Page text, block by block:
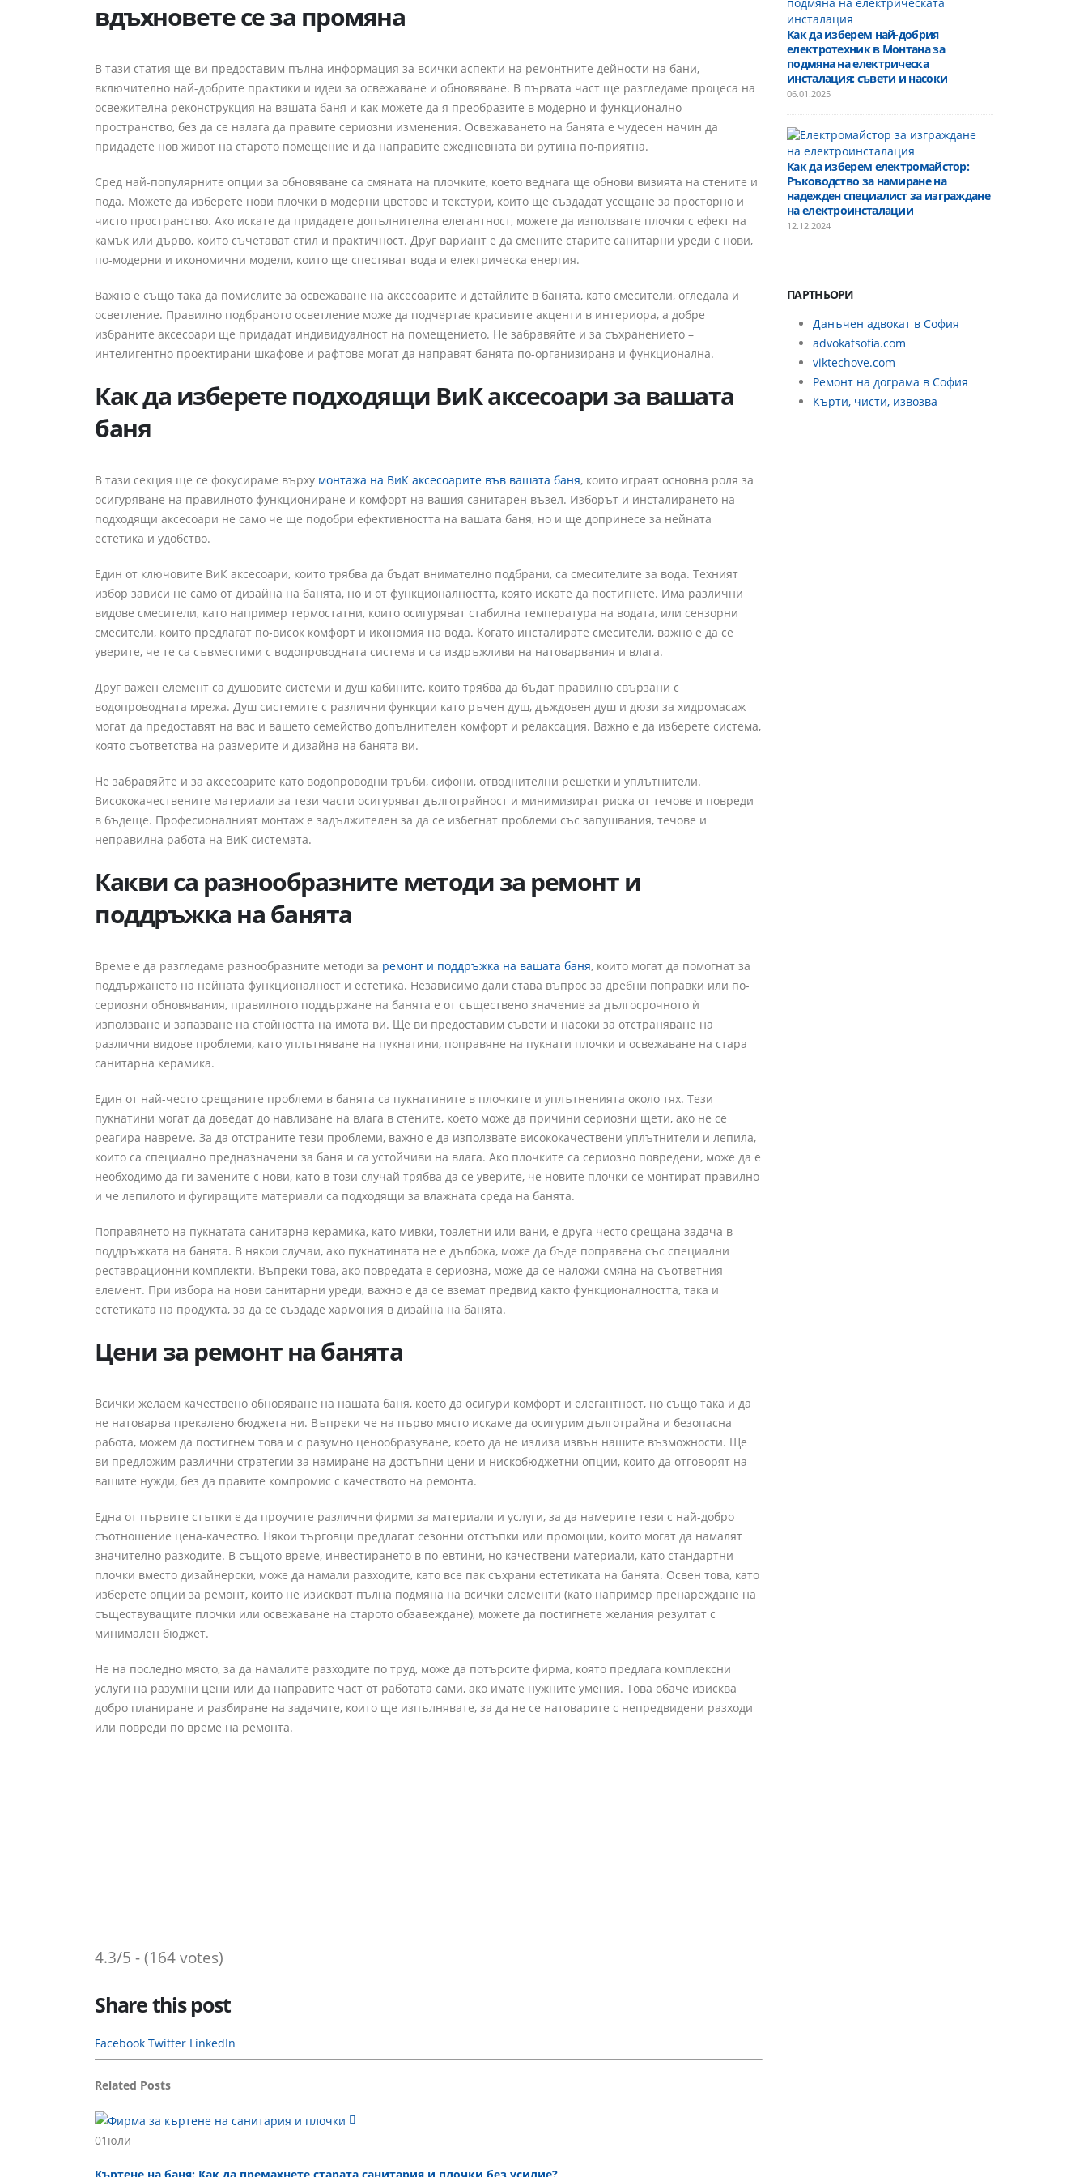
вдъхновете се за промяна
В тази статия ще ви предоставим пълна информация за всички аспекти на ремонтните дейности на бани,
включително най-добрите практики и идеи за освежаване и обновяване. В първата част ще разгледаме процеса на
освежителна реконструкция на вашата баня и как можете да я преобразите в модерно и функционално
пространство, без да се налага да правите сериозни изменения. Освежаването на банята е чудесен начин да
придадете нов живот на старото помещение и да направите ежедневната ви рутина по-приятна.
Сред най-популярните опции за обновяване са смяната на плочките, което веднага ще обнови визията на стените и
пода. Можете да изберете нови плочки в модерни цветове и текстури, които ще създадат усещане за просторно и
чисто пространство. Ако искате да придадете допълнителна елегантност, можете да използвате плочки с ефект на
камък или дърво, които съчетават стил и практичност. Друг вариант е да смените старите санитарни уреди с нови,
по-модерни и икономични модели, които ще спестяват вода и електрическа енергия.
Важно е също така да помислите за освежаване на аксесоарите и детайлите в банята, като смесители, огледала и
осветление. Правилно подбраното осветление може да подчертае красивите акценти в интериора, а добре
избраните аксесоари ще придадат индивидуалност на помещението. Не забравяйте и за съхранението –
интелигентно проектирани шкафове и рафтове могат да направят банята по-организирана и функционална.
Как да изберете подходящи ВиК аксесоари за вашата
баня
В тази секция ще се фокусираме върху монтажа на ВиК аксесоарите във вашата баня, които играят основна роля за
осигуряване на правилното функциониране и комфорт на вашия санитарен възел. Изборът и инсталирането на
подходящи аксесоари не само че ще подобри ефективността на вашата баня, но и ще допринесе за нейната
естетика и удобство.
Един от ключовите ВиК аксесоари, които трябва да бъдат внимателно подбрани, са смесителите за вода. Техният
избор зависи не само от дизайна на банята, но и от функционалността, която искате да постигнете. Има различни
видове смесители, като например термостатни, които осигуряват стабилна температура на водата, или сензорни
смесители, които предлагат по-висок комфорт и икономия на вода. Когато инсталирате смесители, важно е да се
уверите, че те са съвместими с водопроводната система и са издръжливи на натоварвания и влага.
Друг важен елемент са душовите системи и душ кабините, които трябва да бъдат правилно свързани с
водопроводната мрежа. Душ системите с различни функции като ръчен душ, дъждовен душ и дюзи за хидромасаж
могат да предоставят на вас и вашето семейство допълнителен комфорт и релаксация. Важно е да изберете система,
която съответства на размерите и дизайна на банята ви.
Не забравяйте и за аксесоарите като водопроводни тръби, сифони, отводнителни решетки и уплътнители.
Висококачествените материали за тези части осигуряват дълготрайност и минимизират риска от течове и повреди
в бъдеще. Професионалният монтаж е задължителен за да се избегнат проблеми със запушвания, течове и
неправилна работа на ВиК системата.
Какви са разнообразните методи за ремонт и
поддръжка на банята
Време е да разгледаме разнообразните методи за ремонт и поддръжка на вашата баня, които могат да помогнат за
поддържането на нейната функционалност и естетика. Независимо дали става въпрос за дребни поправки или по-
сериозни обновявания, правилното поддържане на банята е от съществено значение за дългосрочното ѝ
използване и запазване на стойността на имота ви. Ще ви предоставим съвети и насоки за отстраняване на
различни видове проблеми, като уплътняване на пукнатини, поправяне на пукнати плочки и освежаване на стара
санитарна керамика.
Един от най-често срещаните проблеми в банята са пукнатините в плочките и уплътненията около тях. Тези
пукнатини могат да доведат до навлизане на влага в стените, което може да причини сериозни щети, ако не се
реагира навреме. За да отстраните тези проблеми, важно е да използвате висококачествени уплътнители и лепила,
които са специално предназначени за баня и са устойчиви на влага. Ако плочките са сериозно повредени, може да е
необходимо да ги замените с нови, като в този случай трябва да се уверите, че новите плочки се монтират правилно
и че лепилото и фугиращите материали са подходящи за влажната среда на банята.
Поправянето на пукнатата санитарна керамика, като мивки, тоалетни или вани, е друга често срещана задача в
поддръжката на банята. В някои случаи, ако пукнатината не е дълбока, може да бъде поправена със специални
реставрационни комплекти. Въпреки това, ако повредата е сериозна, може да се наложи смяна на съответния
елемент. При избора на нови санитарни уреди, важно е да се вземат предвид както функционалността, така и
естетиката на продукта, за да се създаде хармония в дизайна на банята.
Цени за ремонт на банята
Всички желаем качествено обновяване на нашата баня, което да осигури комфорт и елегантност, но също така и да
не натоварва прекалено бюджета ни. Въпреки че на първо място искаме да осигурим дълготрайна и безопасна
работа, можем да постигнем това и с разумно ценообразуване, което да не излиза извън нашите възможности. Ще
ви предложим различни стратегии за намиране на достъпни цени и нискобюджетни опции, които да отговорят на
вашите нужди, без да правите компромис с качеството на ремонта.
Една от първите стъпки е да проучите различни фирми за материали и услуги, за да намерите тези с най-добро
съотношение цена-качество. Някои търговци предлагат сезонни отстъпки или промоции, които могат да намалят
значително разходите. В същото време, инвестирането в по-евтини, но качествени материали, като стандартни
плочки вместо дизайнерски, може да намали разходите, като все пак съхрани естетиката на банята. Освен това, като
изберете опции за ремонт, които не изискват пълна подмяна на всички елементи (като например пренареждане на
съществуващите плочки или освежаване на старото обзавеждане), можете да постигнете желания резултат с
минимален бюджет.
Не на последно място, за да намалите разходите по труд, може да потърсите фирма, която предлага комплексни
услуги на разумни цени или да направите част от работата сами, ако имате нужните умения. Това обаче изисква
добро планиране и разбиране на задачите, които ще изпълнявате, за да не се натоварите с непредвидени разходи
или повреди по време на ремонта.
4.3/5 - (164 votes)
Share this post
Facebook Twitter LinkedIn
Related Posts
01 юли
Как да изберем най-добрия
електротехник в Монтана за
подмяна на електрическа
инсталация: съвети и насоки
06.01.2025
Как да изберем електромайстор:
Ръководство за намиране на
надежден специалист за изграждане
на електроинсталации
12.12.2024
ПАРТНЬОРИ
Данъчен адвокат в София
advokatsofia.com
viktechove.com
Ремонт на дограма в София
Кърти, чисти, извозва